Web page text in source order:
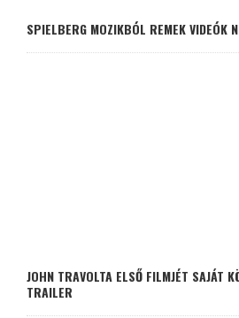
SPIELBERG MOZIKBÓL REMEK VIDEÓK
JOHN TRAVOLTA ELSŐ FILMJÉT SAJÁT
TRAILER